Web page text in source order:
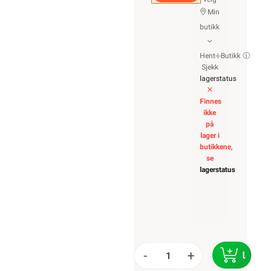
Min
butikk
Hent-i-Butikk
Sjekk
lagerstatus
Finnes
ikke
på
lager i
butikkene,
se
lagerstatus
- +